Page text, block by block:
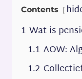
Contents
1 Wat is
1.1 AOW:
1.2